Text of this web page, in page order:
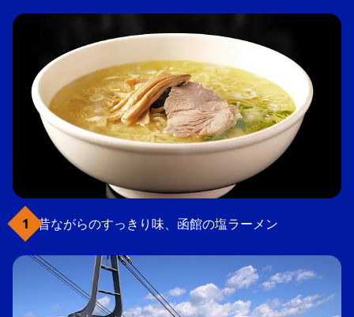
昔ながらのすっきり味、函館の塩ラーメン